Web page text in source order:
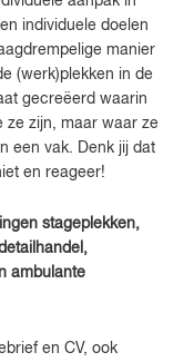
individuele doelen
manier
(werk)plekken in de
gecreëerd waarin
ze zijn, maar waar ze
een vak. Denk jij dat
en reageer!
stageplekken,
ambulante
en CV, ook